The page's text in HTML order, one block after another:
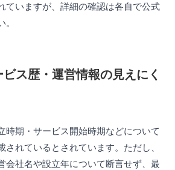
ていますが、詳細の確認は各自で公式
ス歴・運営情報の見えにく
時期・サービス開始時期などについて
されているとされています。ただし、
会社名や設立年について断言せず、最